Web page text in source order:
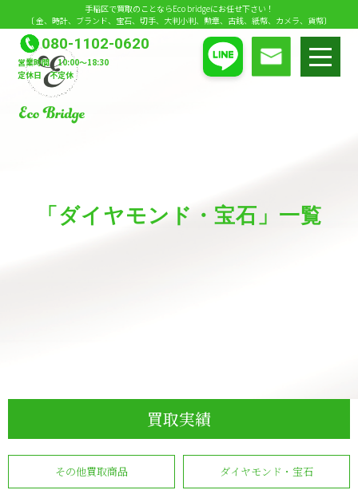
手稲区で買取のことならEco bridgeにお任せ下さい！
〔 金、時計、ブランド、宝石、切手、大判小判、勲章、古銭、紙幣、カメラ、貨幣〕
080-1102-0620
営業時間 10:00～18:30
定休日 不定休
メニュ
「ダイヤモンド・宝石」一覧
買取実績
その他買取商品 ダイヤモンド・宝石